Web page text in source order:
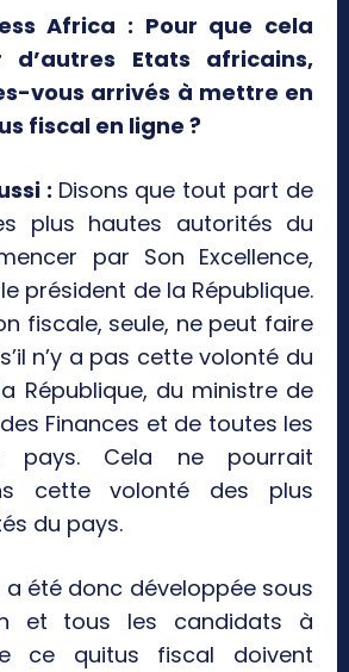
Africa : Pour que cela
d’autres Etats africains,
vous arrivés à mettre en
fiscal en ligne ?
: Disons que tout part de
plus hautes autorités du
par Son Excellence,
le président de la République.
fiscale, seule, ne peut faire
n’y a pas cette volonté du
République, du ministre de
Finances et de toutes les
pays. Cela ne pourrait
cette volonté des plus
du pays.
été donc développée sous
et tous les candidats à
ce quitus fiscal doivent